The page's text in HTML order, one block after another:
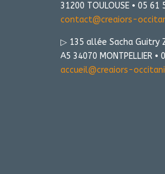
31200 TOULOUSE • 05 61
contact@creaiors-
▷ 135 allée Sacha Guitry
A5 34070 MONTPELLIER •
accueil@creaiors-